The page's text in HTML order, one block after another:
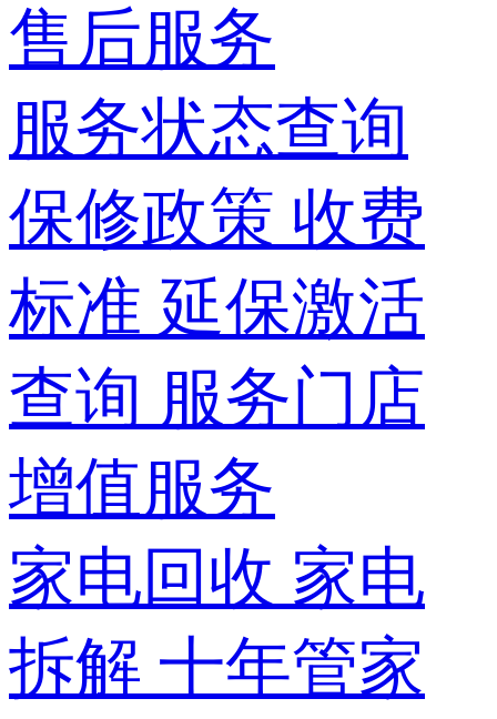
售后服务
服务状态查询
保修政策 收费
标准 延保激活
查询 服务门店
增值服务
家电回收 家电
拆解 十年管家